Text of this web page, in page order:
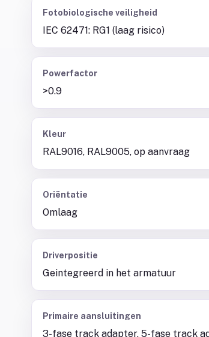
Fotobiologische veiligheid
IEC 62471: RG1 (laag risico)
Powerfactor
>0.9
Kleur
RAL9016, RAL9005, op aanvraag
Oriëntatie
Omlaag
Driverpositie
Geintegreerd in het armatuur
Primaire aansluitingen
3-fase track adapter, 5-fase track